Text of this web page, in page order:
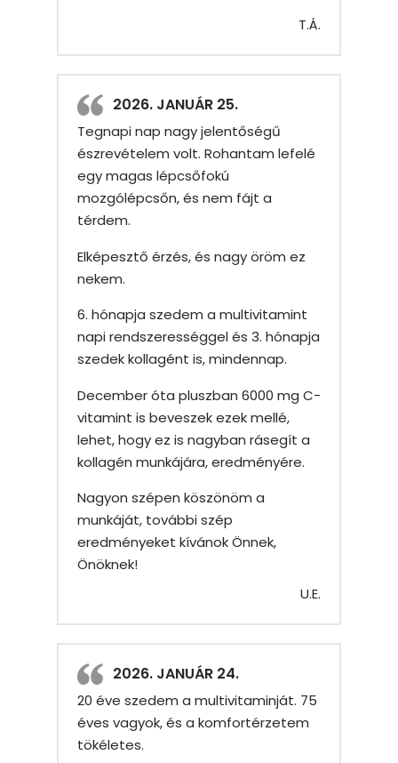
T.Á.
2026. JANUÁR 25.
Tegnapi nap nagy jelentőségű
észrevételem volt. Rohantam lefelé
egy magas lépcsőfokú
mozgólépcsőn, és nem fájt a
térdem.
Elképesztő érzés, és nagy öröm ez
nekem.
6. hónapja szedem a multivitamint
napi rendszerességgel és 3. hónapja
szedek kollagént is, mindennap.
December óta pluszban 6000 mg C-
vitamint is beveszek ezek mellé,
lehet, hogy ez is nagyban rásegít a
kollagén munkájára, eredményére.
Nagyon szépen köszönöm a
munkáját, további szép
eredményeket kívánok Önnek,
Önöknek!
U.E.
2026. JANUÁR 24.
20 éve szedem a multivitaminját. 75
éves vagyok, és a komfortérzetem
tökéletes.